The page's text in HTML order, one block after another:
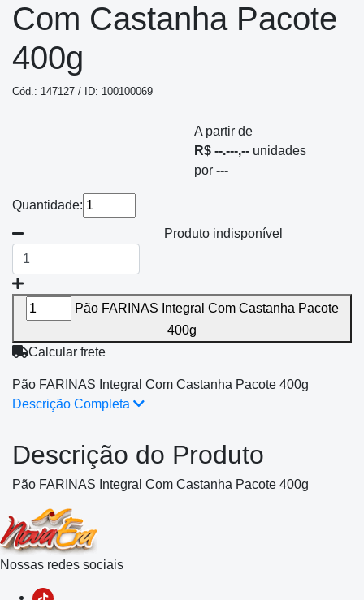
Com Castanha Pacote
400g
Cód.: 147127 / ID: 100100069
A partir de
R$ --.---,-- unidades
por ---
Quantidade:
Produto indisponível
Pão FARINAS Integral Com Castanha Pacote
400g
Calcular frete
Pão FARINAS Integral Com Castanha Pacote 400g
Descrição Completa
Descrição do Produto
Pão FARINAS Integral Com Castanha Pacote 400g
Nossas redes sociais